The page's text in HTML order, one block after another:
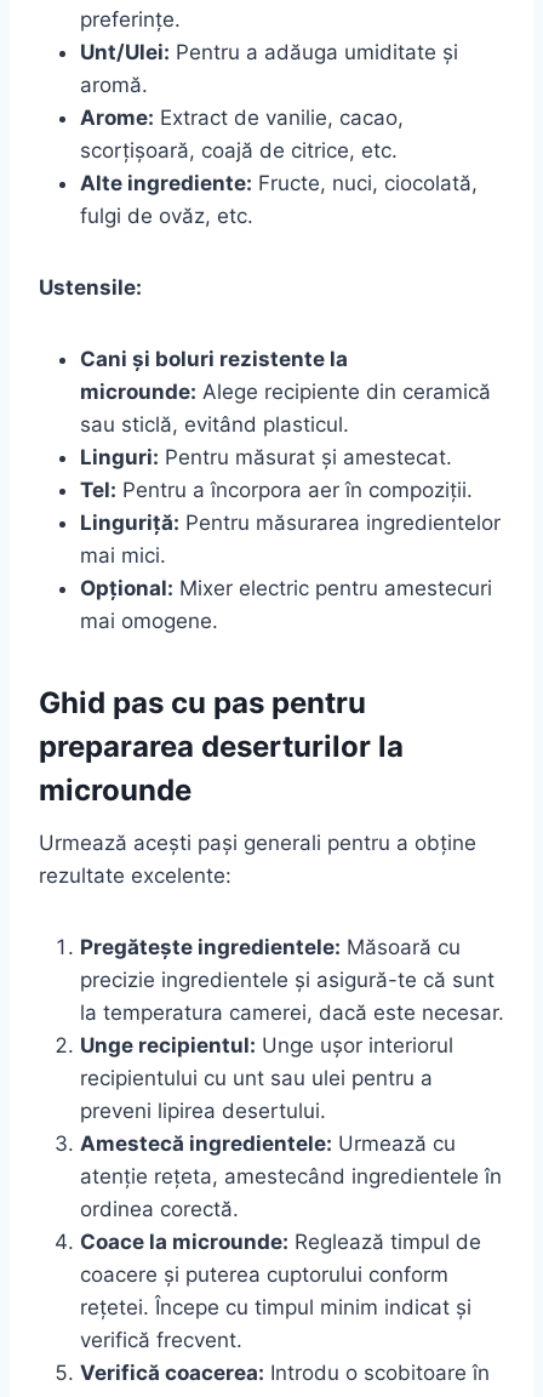
preferințe.
Unt/Ulei: Pentru a adăuga umiditate și
aromă.
Arome: Extract de vanilie, cacao,
scorțișoară, coajă de citrice, etc.
Alte ingrediente: Fructe, nuci, ciocolată,
fulgi de ovăz, etc.
Ustensile:
Cani și boluri rezistente la
microunde: Alege recipiente din ceramică
sau sticlă, evitând plasticul.
Linguri: Pentru măsurat și amestecat.
Tel: Pentru a încorpora aer în compoziții.
Linguriță: Pentru măsurarea ingredientelor
mai mici.
Opțional: Mixer electric pentru amestecuri
mai omogene.
Ghid pas cu pas pentru
prepararea deserturilor la
microunde
Urmează acești pași generali pentru a obține
rezultate excelente:
Pregătește ingredientele: Măsoară cu
precizie ingredientele și asigură-te că sunt
la temperatura camerei, dacă este necesar.
Unge recipientul: Unge ușor interiorul
recipientului cu unt sau ulei pentru a
preveni lipirea desertului.
Amestecă ingredientele: Urmează cu
atenție rețeta, amestecând ingredientele în
ordinea corectă.
Coace la microunde: Reglează timpul de
coacere și puterea cuptorului conform
rețetei. Începe cu timpul minim indicat și
verifică frecvent.
Verifică coacerea: Introdu o scobitoare în